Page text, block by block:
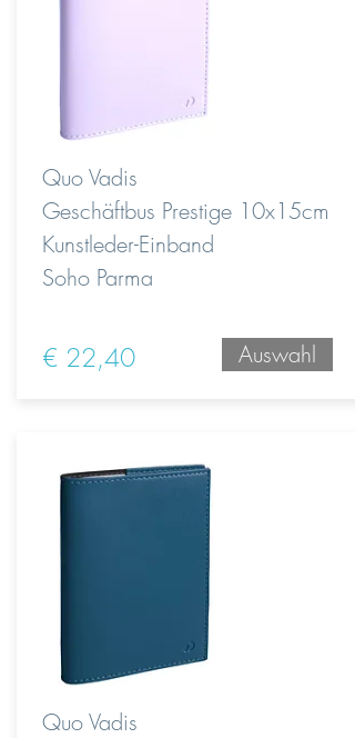
Quo Vadis
Geschäftbus Prestige 10x15cm
Kunstleder-Einband
Soho Parma
€ 22,40
Quo Vadis
Auswahl